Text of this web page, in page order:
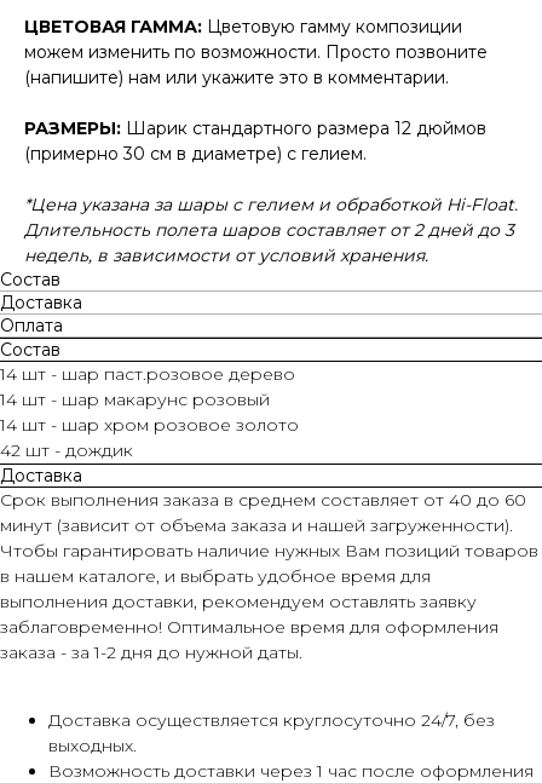
ЦВЕТОВАЯ ГАММА: Цветовую гамму композиции
можем изменить по возможности. Просто позвоните
(напишите) нам или укажите это в комментарии.
РАЗМЕРЫ: Шарик стандартного размера 12 дюймов
(примерно 30 см в диаметре) с гелием.
*Цена указана за шары с гелием и обработкой Hi-Float.
Длительность полета шаров составляет от 2 дней до 3
недель, в зависимости от условий хранения.
Состав
Доставка
Оплата
Состав
14 шт - шар паст.розовое дерево
14 шт - шар макарунс розовый
14 шт - шар хром розовое золото
42 шт - дождик
Доставка
Срок выполнения заказа в среднем составляет от 40 до 60
минут (зависит от объема заказа и нашей загруженности).
Чтобы гарантировать наличие нужных Вам позиций товаров
в нашем каталоге, и выбрать удобное время для
выполнения доставки, рекомендуем оставлять заявку
заблаговременно! Оптимальное время для оформления
заказа - за 1-2 дня до нужной даты.
Доставка осуществляется круглосуточно 24/7, без
выходных.
Возможность доставки через 1 час после оформления